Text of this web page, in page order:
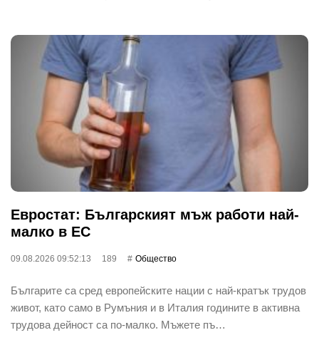
Евростат: Българският мъж работи най-
малко в ЕС
09.08.2026 09:52:13 189 Общество
Българите са сред европейските нации с най-кратък трудов
живот, като само в Румъния и в Италия годините в активна
трудова дейност са по-малко. Мъжете пъ…